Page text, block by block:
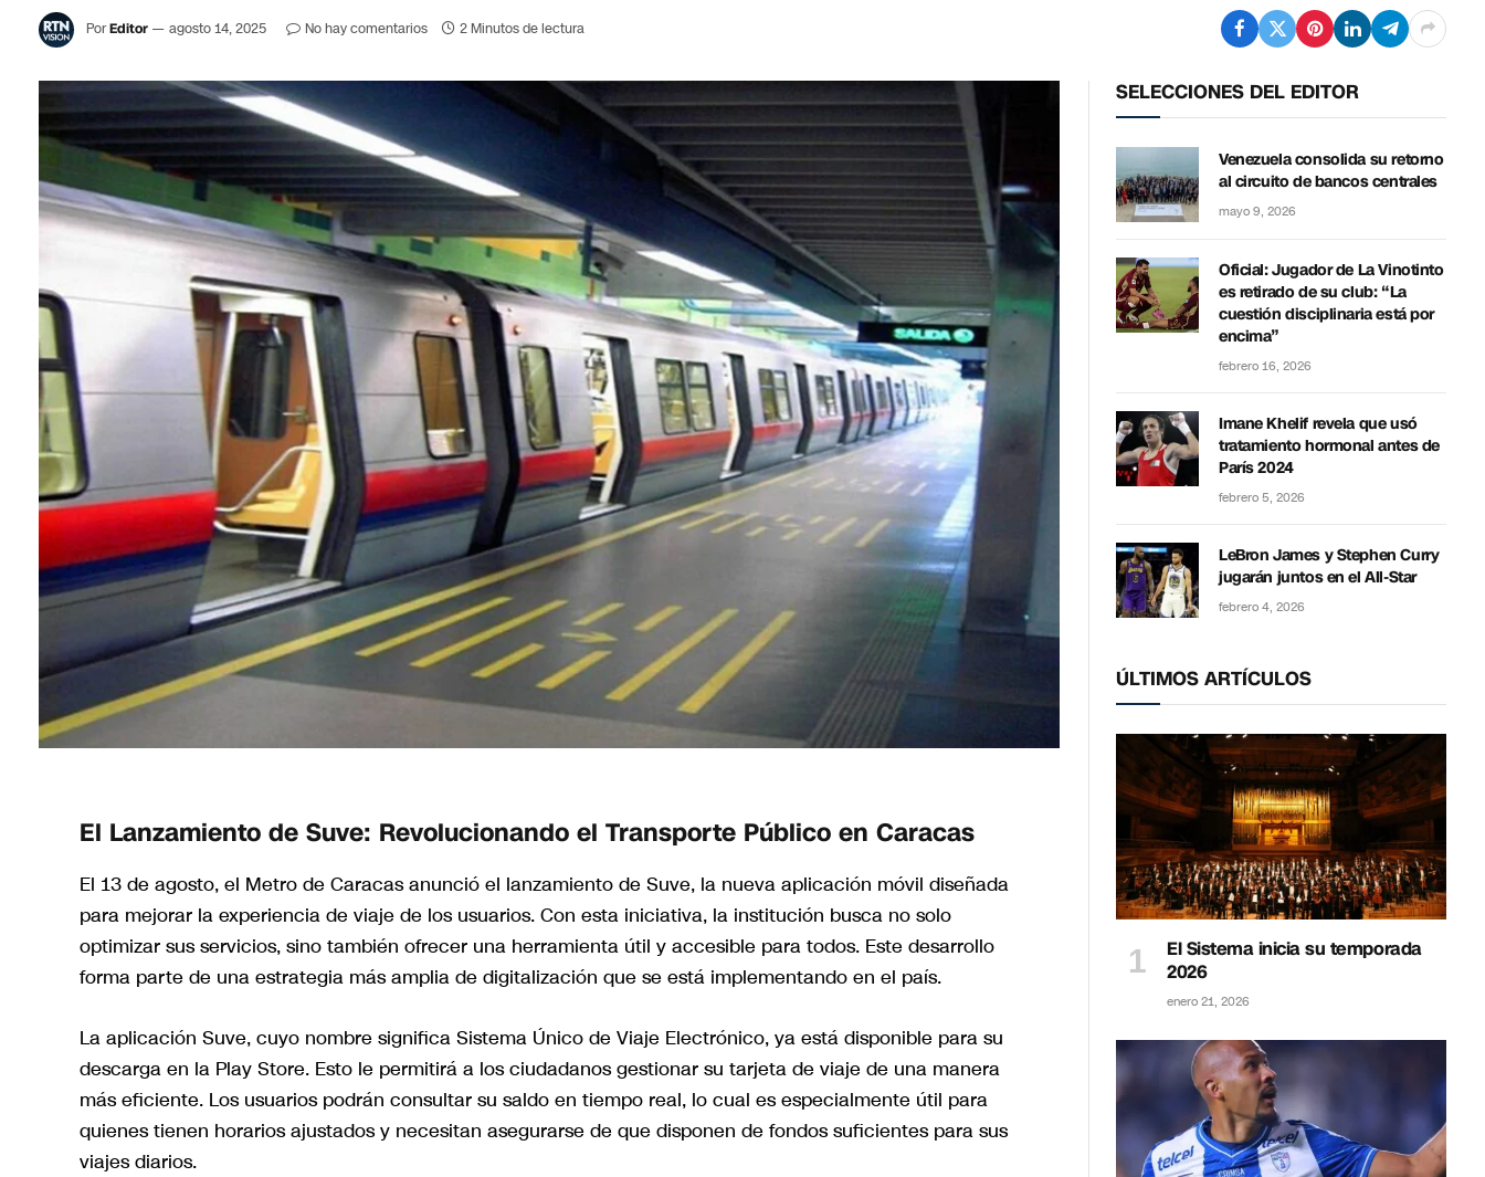
PorEditor agosto 14, 2025 No hay comentarios 2 Minutos de lectura
El Lanzamiento de Suve: Revolucionando el Transporte Público en Caracas
El 13 de agosto, el Metro de Caracas anunció el lanzamiento de Suve, la nueva aplicación móvil diseñada
para mejorar la experiencia de viaje de los usuarios. Con esta iniciativa, la institución busca no solo
optimizar sus servicios, sino también ofrecer una herramienta útil y accesible para todos. Este desarrollo
forma parte de una estrategia más amplia de digitalización que se está implementando en el país.
La aplicación Suve, cuyo nombre significa Sistema Único de Viaje Electrónico, ya está disponible para su
descarga en la Play Store. Esto le permitirá a los ciudadanos gestionar su tarjeta de viaje de una manera
más eficiente. Los usuarios podrán consultar su saldo en tiempo real, lo cual es especialmente útil para
quienes tienen horarios ajustados y necesitan asegurarse de que disponen de fondos suficientes para sus
viajes diarios.
SELECCIONES DEL EDITOR
Venezuela consolida su retorno
al circuito de bancos centrales
mayo 9, 2026
Oficial: Jugador de La Vinotinto
es retirado de su club: “La
cuestión disciplinaria está por
encima”
febrero 16, 2026
Imane Khelif revela que usó
tratamiento hormonal antes de
París 2024
febrero 5, 2026
LeBron James y Stephen Curry
jugarán juntos en el All-Star
febrero 4, 2026
ÚLTIMOS ARTÍCULOS
El Sistema inicia su temporada
2026
enero 21, 2026